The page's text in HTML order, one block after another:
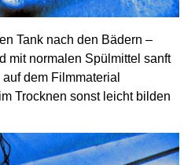
Tank nach den Bädern –
mit normalen Spülmittel sanft
dem Filmmaterial
Trocknen sonst leicht bilden